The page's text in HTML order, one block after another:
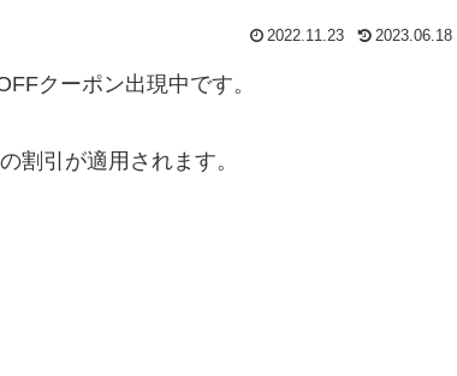
2022.11.23 2023.06.18
クーポン出現中です。
割引が適用されます。